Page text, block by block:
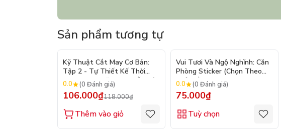
Sản phẩm tương tự
- 10%
Kỹ Thuật Cắt May Cơ Bản:
Tập 2 - Tự Thiết Kế Thời
Trang Nam Nữ - Tạo Mẫu Rập
- Kỹ Thuật Nhảy Size
0.0 (0 Đánh giá)
106.000₫118.000₫
Thêm vào giỏ
Vui Tươi Và Ngộ Nghĩnh: Căn
Phòng Sticker (Chọn Theo
Chủ Đề) - Hơn 250 Sticker
0.0 (0 Đánh giá)
75.000₫
Tuỳ chọn